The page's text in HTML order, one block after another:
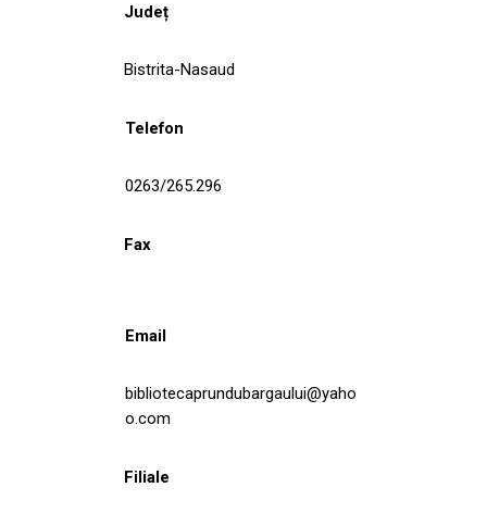
Județ
Bistrita-Nasaud
Telefon
0263/265.296
Fax
Email
bibliotecaprundubargaului@yaho
o.com
Filiale